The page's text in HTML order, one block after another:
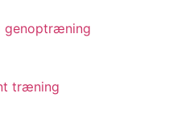
genoptræning
træning